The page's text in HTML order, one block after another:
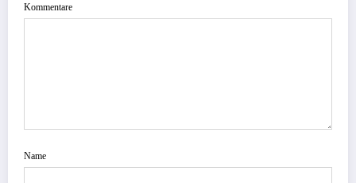
Kommentare
Name